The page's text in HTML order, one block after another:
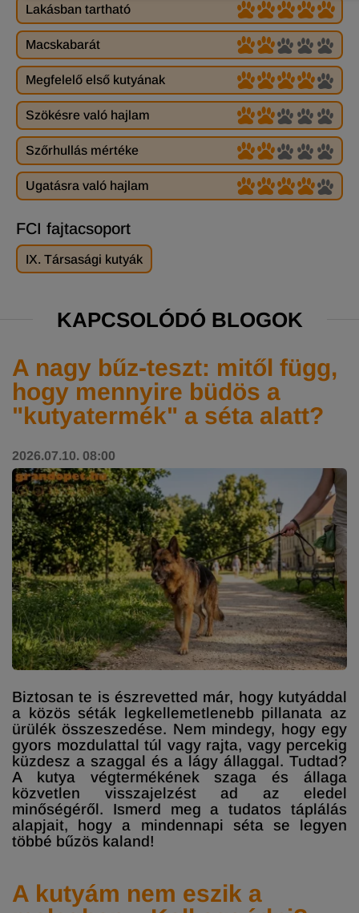
Lakásban tartható
Macskabarát
Megfelelő első kutyának
Szökésre való hajlam
Szőrhullás mértéke
Ugatásra való hajlam
FCI fajtacsoport
IX. Társasági kutyák
KAPCSOLÓDÓ BLOGOK
A nagy bűz-teszt: mitől függ,
hogy mennyire büdös a
"kutyatermék" a séta alatt?
2026.07.10. 08:00
Biztosan te is észrevetted már, hogy kutyáddal
a közös séták legkellemetlenebb pillanata az
ürülék összeszedése. Nem mindegy, hogy egy
gyors mozdulattal túl vagy rajta, vagy percekig
küzdesz a szaggal és a lágy állaggal. Tudtad?
A kutya végtermékének szaga és állaga
közvetlen visszajelzést ad az eledel
minőségéről. Ismerd meg a tudatos táplálás
alapjait, hogy a mindennapi séta se legyen
többé bűzös kaland!
A kutyám nem eszik a